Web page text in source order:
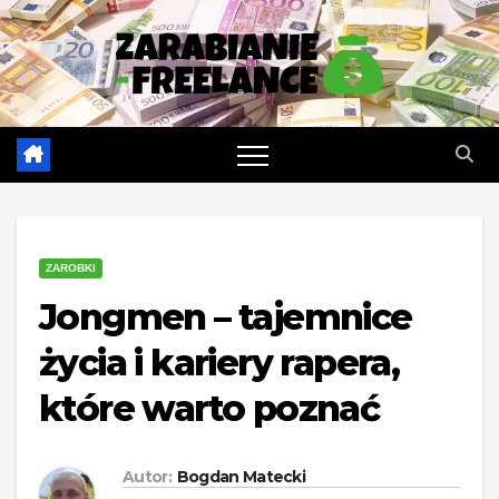
Skip
to
content
ZAROBKI
Jongmen – tajemnice
życia i kariery rapera,
które warto poznać
Autor: Bogdan Matecki